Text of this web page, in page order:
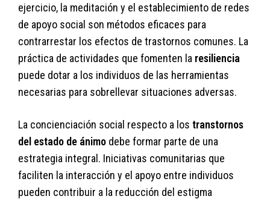
ejercicio, la meditación y el establecimiento de redes
de apoyo social son métodos eficaces para
contrarrestar los efectos de trastornos comunes. La
práctica de actividades que fomenten la resiliencia
puede dotar a los individuos de las herramientas
necesarias para sobrellevar situaciones adversas.
La concienciación social respecto a los transtornos
del estado de ánimo debe formar parte de una
estrategia integral. Iniciativas comunitarias que
faciliten la interacción y el apoyo entre individuos
pueden contribuir a la reducción del estigma